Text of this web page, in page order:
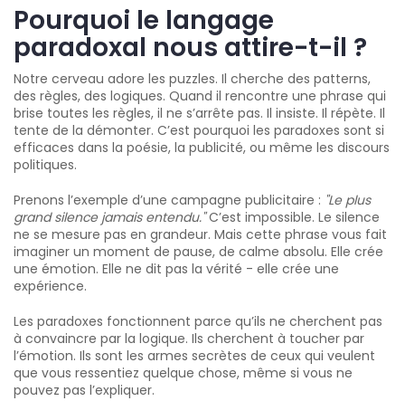
Pourquoi le langage
paradoxal nous attire-t-il ?
Notre cerveau adore les puzzles. Il cherche des patterns,
des règles, des logiques. Quand il rencontre une phrase qui
brise toutes les règles, il ne s’arrête pas. Il insiste. Il répète. Il
tente de la démonter. C’est pourquoi les paradoxes sont si
efficaces dans la poésie, la publicité, ou même les discours
politiques.
Prenons l’exemple d’une campagne publicitaire : "Le plus
grand silence jamais entendu."C’est impossible. Le silence
ne se mesure pas en grandeur. Mais cette phrase vous fait
imaginer un moment de pause, de calme absolu. Elle crée
une émotion. Elle ne dit pas la vérité - elle crée une
expérience.
Les paradoxes fonctionnent parce qu’ils ne cherchent pas
à convaincre par la logique. Ils cherchent à toucher par
l’émotion. Ils sont les armes secrètes de ceux qui veulent
que vous ressentiez quelque chose, même si vous ne
pouvez pas l’expliquer.